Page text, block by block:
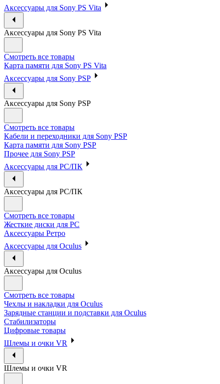
Аксессуары для Sony PS Vita
Аксессуары для Sony PS Vita
Смотреть все товары
Карта памяти для Sony PS Vita
Аксессуары для Sony PSP
Аксессуары для Sony PSP
Смотреть все товары
Кабели и переходники для Sony PSP
Карта памяти для Sony PSP
Прочее для Sony PSP
Аксессуары для PC/ПК
Аксессуары для PC/ПК
Смотреть все товары
Жесткие диски для PC
Аксессуары Ретро
Аксессуары для Oculus
Аксессуары для Oculus
Смотреть все товары
Чехлы и накладки для Oculus
Зарядные станции и подставки для Oculus
Стабилизаторы
Цифровые товары
Шлемы и очки VR
Шлемы и очки VR